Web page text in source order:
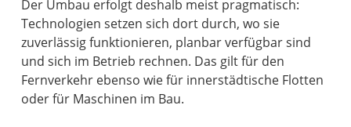
Der Umbau erfolgt deshalb meist pragmatisch:
Technologien setzen sich dort durch, wo sie
zuverlässig funktionieren, planbar verfügbar sind
und sich im Betrieb rechnen. Das gilt für den
Fernverkehr ebenso wie für innerstädtische Flotten
oder für Maschinen im Bau.